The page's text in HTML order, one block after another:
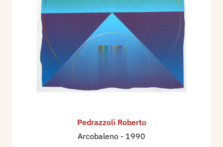
Pedrazzoli Roberto
Arcobaleno - 1990